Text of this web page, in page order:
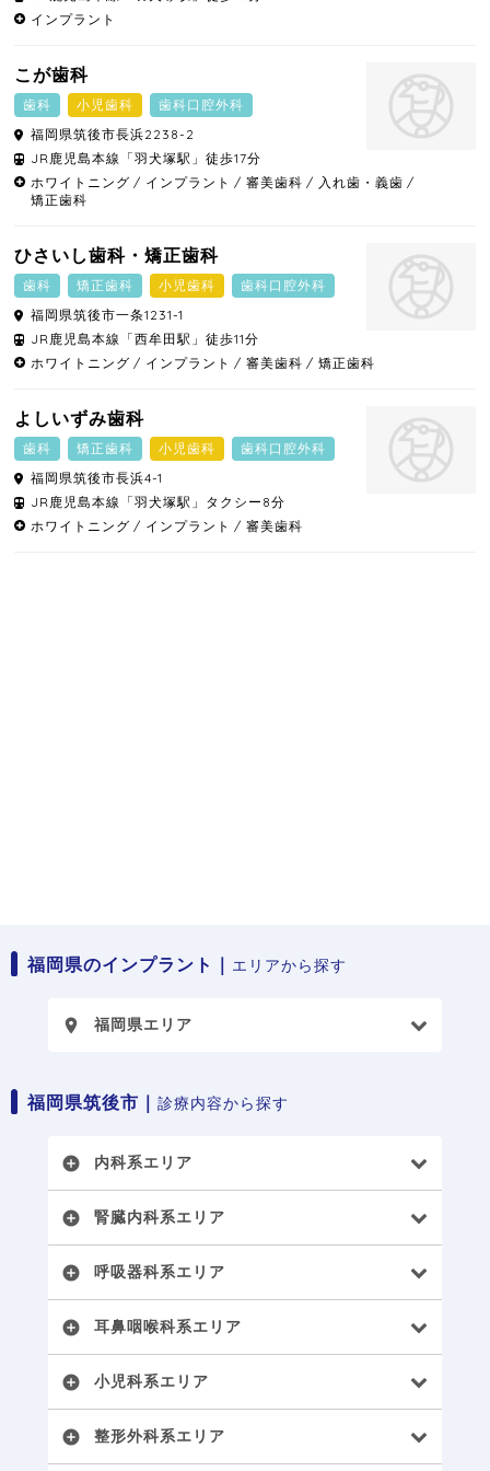
インプラント
こが歯科
歯科 小児歯科
歯科口腔外科
福岡県筑後市長浜2238-2
JR鹿児島本線「羽犬塚駅」徒歩17分
ホワイトニング
インプラント 審美歯科
入れ歯・義歯
矯正歯科
ひさいし歯科・矯正歯科
歯科 矯正歯科 小児歯科
歯科口腔外科
福岡県筑後市一条1231-1
JR鹿児島本線「西牟田駅」徒歩11分
ホワイトニング
インプラント 審美歯科 矯正歯科
よしいずみ歯科
歯科 矯正歯科 小児歯科
歯科口腔外科
福岡県筑後市長浜4-1
JR鹿児島本線「羽犬塚駅」タクシー8分
ホワイトニング
インプラント 審美歯科
福岡県のインプラント｜ エリアから探す
place 福岡県エリア
福岡県筑後市｜ 診療内容から探す
add_circle 内科系エリア
add_circle 腎臓内科系エリア
add_circle 呼吸器科系エリア
add_circle 耳鼻咽喉科系エリア
add_circle 小児科系エリア
add_circle 整形外科系エリア